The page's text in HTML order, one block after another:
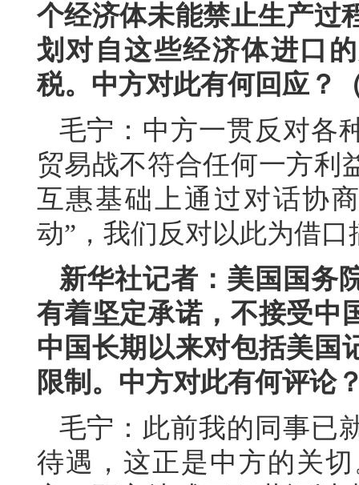
个经济体未能禁止生产过
划对自这些经济体进口
税。中方对此有何回应？
毛宁：中方一贯反对各
贸易战不符合任何一方利
互惠基础上通过对话协
动”，我们反对以此为借口
新华社记者：美国国务
有着坚定承诺，不接受中
中国长期以来对包括美国
限制。中方对此有何评论
毛宁：此前我的同事已
待遇，这正是中方的关